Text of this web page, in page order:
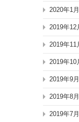
2020年1月
2019年12
2019年11
2019年10
2019年9月
2019年8月
2019年7月